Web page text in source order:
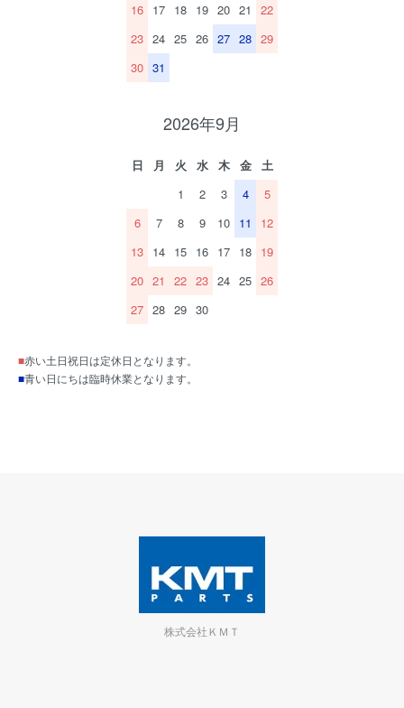
16 17 18 19 20 21
22
23 24 25 26 27 28 29
30 31
2026年9月
日 月 火 水 木 金
土
1
2 3 4
5
6
7 8 9 10 11
12
13 14 15 16 17 18 19
20 21 22 23 24 25 26
27 28 29 30
■赤い土日祝日は定休日となります。
■青い日にちは臨時休業となります。
株式会社ＫＭＴ